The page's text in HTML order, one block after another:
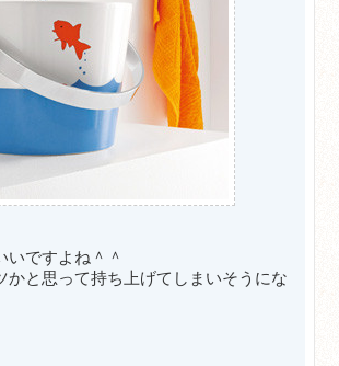
いですよね＾＾
かと思って持ち上げてしまいそうにな